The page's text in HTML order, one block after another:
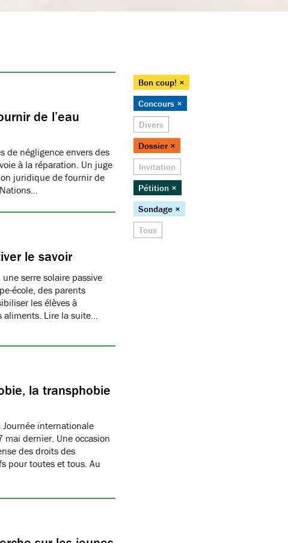
de l’eau
de négligence envers des
à la réparation. Un juge
juridique de fournir de
le savoir
serre solaire passive
école, des parents
les élèves à
aliments. Lire la suite…
la transphobie
Journée internationale
dernier. Une occasion
des droits des
pour toutes et tous. Au
Bon coup! ×
Concours ×
Divers
Dossier ×
Invitation
Pétition ×
Sondage ×
Tous